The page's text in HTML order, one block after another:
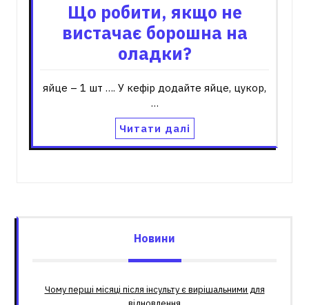
Що робити, якщо не
вистачає борошна на
оладки?
яйце – 1 шт …. У кефір додайте яйце, цукор,
…
Читати далі
Новини
Чому перші місяці після інсульту є вирішальними для